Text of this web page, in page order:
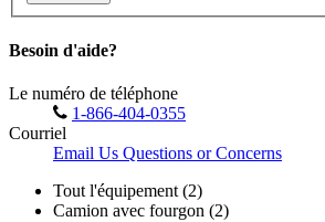
Besoin d'aide?
Le numéro de téléphone
1-866-404-0355
Courriel
Email Us Questions or Concerns
Tout l'équipement (2)
Camion avec fourgon (2)